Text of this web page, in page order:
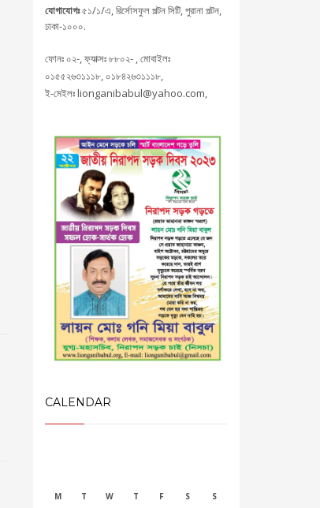
যোগাযোগঃ৫১/১/এ, রির্সোসফুল পল্টন সিটি, পুরানা পল্টন,
ঢাকা-১০০০.
ফোনঃ ০২-, ফ্যাক্সঃ ৮৮০২- , মোবাইলঃ
০১৫৫২৬৩১১১৮, ০১৮৪২৬৩১১১৮,
ই-মেইলঃ lionganibabul@yahoo.com,
CALENDAR
M T W T F S S